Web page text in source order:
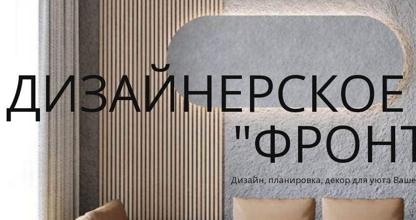
Дизайн, планировка, декор для уюта